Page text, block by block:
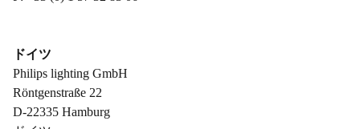
ドイツ
Philips lighting GmbH
Röntgenstraße 22
D-22335 Hamburg